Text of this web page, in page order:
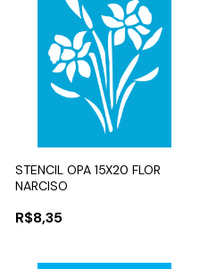
STENCIL OPA 15X20 FLOR
NARCISO
R$8,35